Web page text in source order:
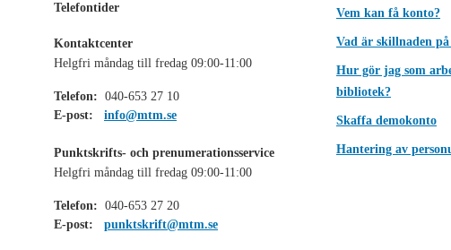
Telefontider
Kontaktcenter
Helgfri måndag till fredag 09:00-11:00
Telefon: 040-653 27 10
E-post:
info@mtm.se
Punktskrifts- och prenumerationsservice
Helgfri måndag till fredag 09:00-11:00
Telefon: 040-653 27 20
E-post:
punktskrift@mtm.se
Vem kan få konto?
Vad är skillnaden
Hur gör jag som
bibliotek?
Skaffa demokonto
Hantering av